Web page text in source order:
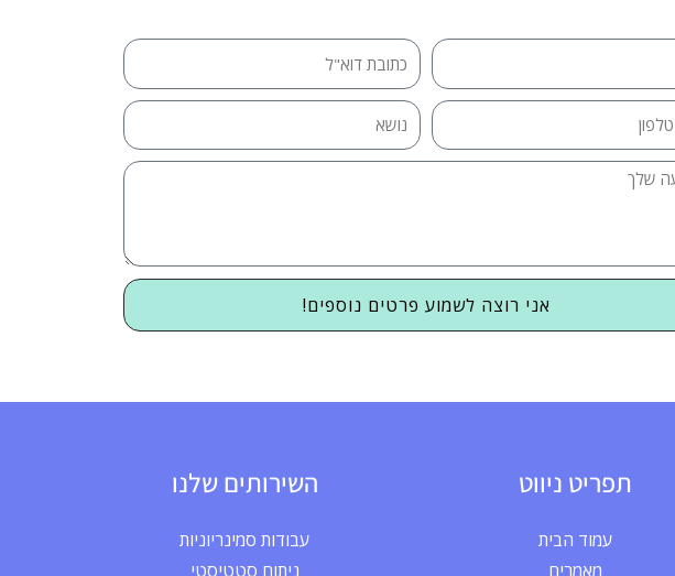
אני רוצה לשמוע פרטים נוספים!
תפריט ניווט
עמוד הבית
מאמרים
השירותים שלנו
עבודות סמינריוניות
ניתוח סטטיסטי